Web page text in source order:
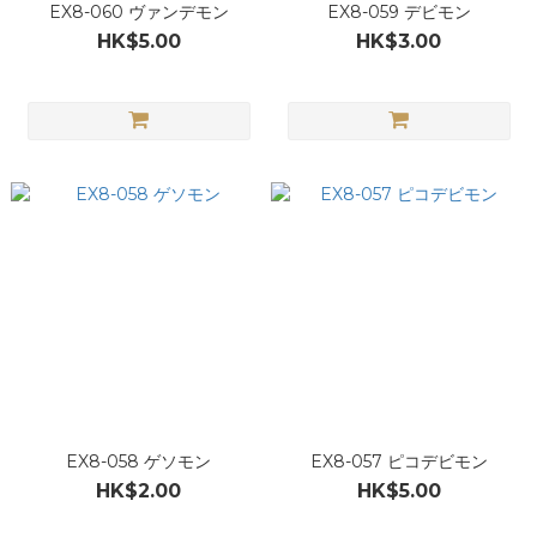
EX8-060 ヴァンデモン
HK$5.00
EX8-059 デビモン
HK$3.00
EX8-058 ゲソモン
HK$2.00
EX8-057 ピコデビモン
HK$5.00